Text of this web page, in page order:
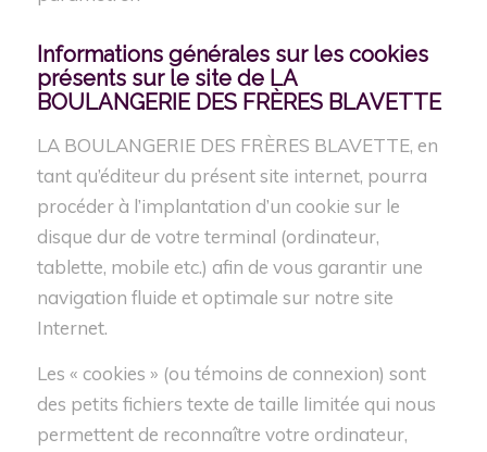
Informations généralessurles cookies
présents sur le site de LA
BOULANGERIE DES FRÈRES BLAVETTE
LA BOULANGERIE DES FRÈRES BLAVETTE, en
tant qu’éditeur du présent site internet, pourra
procéder à l’implantation d’un cookie sur le
disque dur de votre terminal (ordinateur,
tablette, mobile etc.) afin de vous garantir une
navigation fluide et optimale sur notre site
Internet.
Les « cookies » (ou témoins de connexion) sont
des petits fichiers texte de taille limitée qui nous
permettent de reconnaître votre ordinateur,